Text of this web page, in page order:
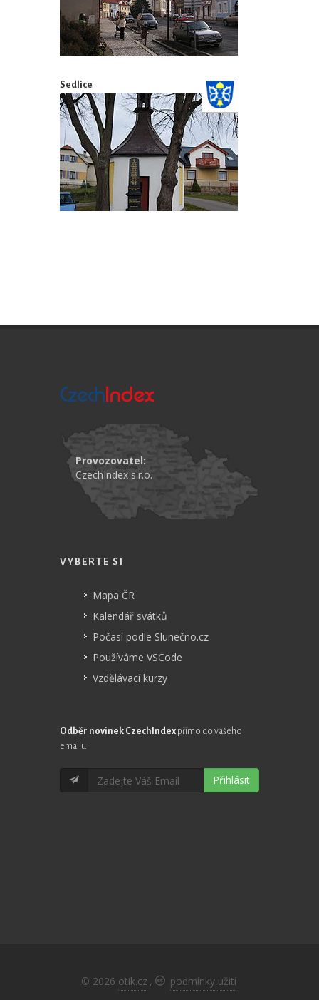
Sedlice
Provozovatel:
CzechIndex s.r.o.
VYBERTE SI
Mapa ČR
Kalendář svátků
Počasí podle Slunečno.cz
Používáme VSCode
Vzdělávací kurzy
Odběr novinek CzechIndex přímo do vašeho
emailu
Přihlásit
© 2026 otik.cz , podmínky užití